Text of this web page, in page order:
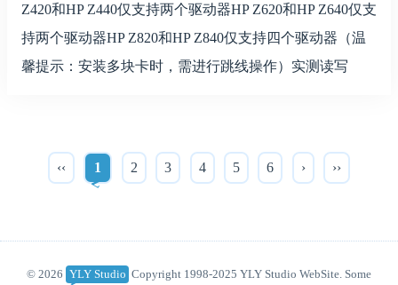
Z420和HP Z440仅支持两个驱动器HP Z620和HP Z640仅支
持两个驱动器HP Z820和HP Z840仅支持四个驱动器（温
馨提示：安装多块卡时，需进行跳线操作）实测读写
‹‹ 1 2 3 4 5 6 › ››
© 2026 YLY Studio Copyright 1998-2025 YLY Studio WebSite. Some